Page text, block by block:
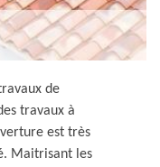
de
travaux à
est très
Maitrisant les